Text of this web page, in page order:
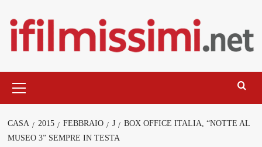
contenuto
principale
CASA 2015 FEBBRAIO J
BOX OFFICE ITALIA, “NOTTE AL
MUSEO 3” SEMPRE IN TESTA